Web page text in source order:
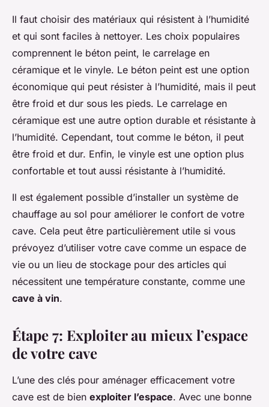
Il faut choisir des matériaux qui résistent à l’humidité
et qui sont faciles à nettoyer. Les choix populaires
comprennent le béton peint, le carrelage en
céramique et le vinyle. Le béton peint est une option
économique qui peut résister à l’humidité, mais il peut
être froid et dur sous les pieds. Le carrelage en
céramique est une autre option durable et résistante à
l’humidité. Cependant, tout comme le béton, il peut
être froid et dur. Enfin, le vinyle est une option plus
confortable et tout aussi résistante à l’humidité.
Il est également possible d’installer un système de
chauffage au sol pour améliorer le confort de votre
cave. Cela peut être particulièrement utile si vous
prévoyez d’utiliser votre cave comme un espace de
vie ou un lieu de stockage pour des articles qui
nécessitent une température constante, comme une
cave à vin.
Étape 7: Exploiter au mieux l’espace
de votre cave
L’une des clés pour aménager efficacement votre
cave est de bien exploiter l’espace. Avec une bonne